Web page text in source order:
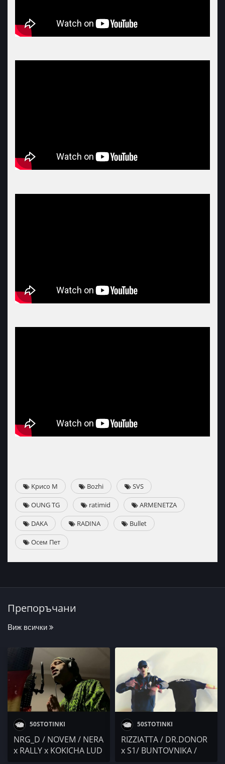
Kрисо M Bozhi SVS
OUNG TG ratimid ARMENETZA
DAKA RADINA Bullet
Осем Пет
Препоръчани
Виж всички
50STOTINKI
NRG_D / NOVEM / NERA
x RALLY x KOKICHA LUD
50STOTINKI
RIZZIATTA / DR.DONOR
x S1/ BUNTOVNIKA /